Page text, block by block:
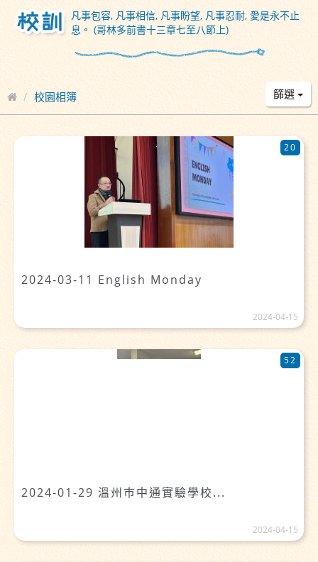
凡事包容, 凡事相信, 凡事盼望, 凡事忍耐, 愛是永不止
息。 (哥林多前書十三章七至八節上)
校園相簿 篩選
2024-03-11 English Monday
20
2024-04-15
2024-01-29 溫州巿中通實驗學校...
52
2024-04-15